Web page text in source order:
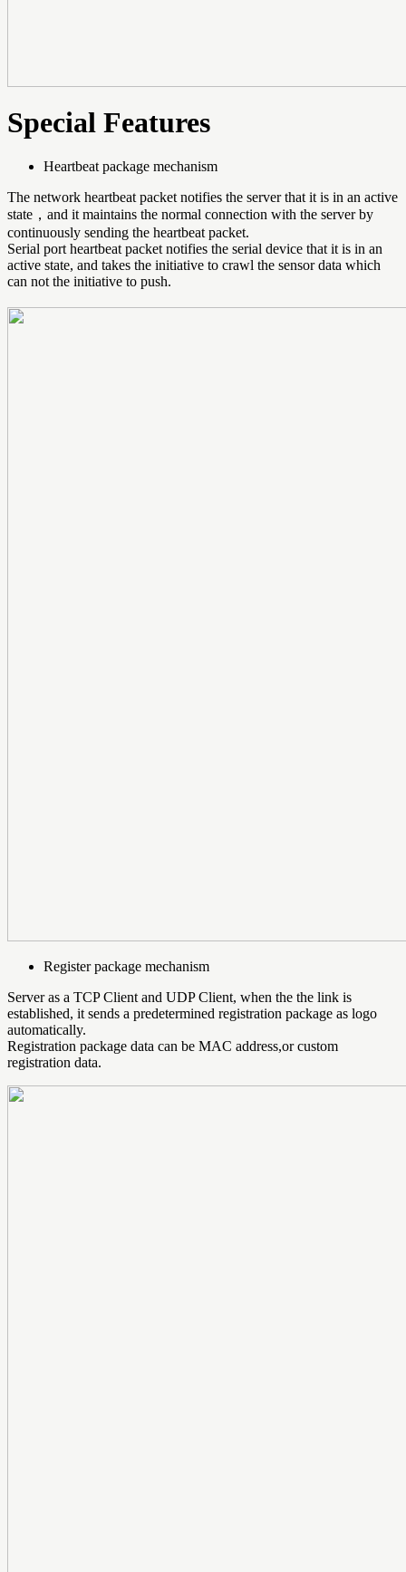
Special Features
Heartbeat package mechanism
The network heartbeat packet notifies the server that it is in an active
state，and it maintains the normal connection with the server by
continuously sending the heartbeat packet.
Serial port heartbeat packet notifies the serial device that it is in an
active state, and takes the initiative to crawl the sensor data which
can not the initiative to push.
Register package mechanism
Server as a TCP Client and UDP Client, when the the link is
established, it sends a predetermined registration package as logo
automatically.
Registration package data can be MAC address,or custom
registration data.